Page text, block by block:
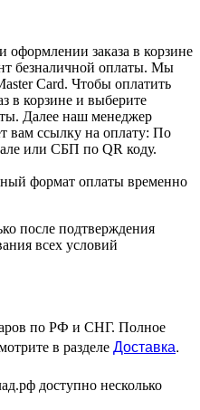
оформлении заказа в корзине
безналичной оплаты. Мы
Card. Чтобы оплатить
в корзине и выберите
Далее наш менеджер
вам ссылку на оплату: По
или СБП по QR коду.
формат оплаты временно
после подтверждения
всех условий
по РФ и СНГ. Полное
в разделе Доставка.
доступно несколько